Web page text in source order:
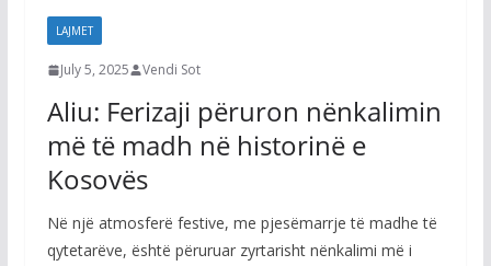
LAJMET
July 5, 2025 Vendi Sot
Aliu: Ferizaji përuron nënkalimin
më të madh në historinë e
Kosovës
Në një atmosferë festive, me pjesëmarrje të madhe të
qytetarëve, është përuruar zyrtarisht nënkalimi më i